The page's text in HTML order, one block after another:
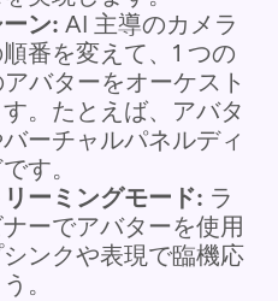
ン: AI 主導のカメラ
番を変えて、1 つの
バターをオーケスト
。たとえば、アバタ
ーチャルパネルディ
す。
ーミングモード: ラ
ーでアバターを使用
ンクや表現で臨機応
。